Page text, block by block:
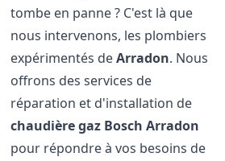
tombe en panne ? C'est là que
nous intervenons, les plombiers
expérimentés deArradon. Nous
offrons des services de
réparation et d'installation de
chaudière gaz Bosch Arradon
pour répondre à vos besoins de